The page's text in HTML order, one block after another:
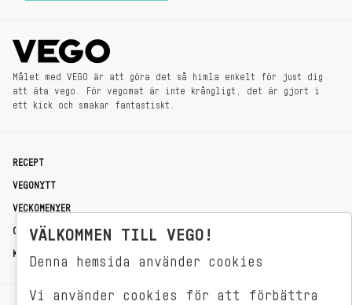
Målet med VEGO är att göra det så himla enkelt för just dig
att äta vego. För vegomat är inte krångligt, det är gjort i
ett kick och smakar fantastiskt.
RECEPT
VEGONYTT
VECKOMENYER
OM OSS
KONTAKT
VÄLKOMMEN TILL VEGO!
Denna hemsida använder cookies
Vi använder cookies för att förbättra